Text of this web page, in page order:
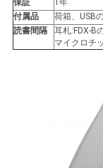
求
保証
1年
付属品
荷箱、USB
読書間隔
耳札:FDX-B
マイクロチ